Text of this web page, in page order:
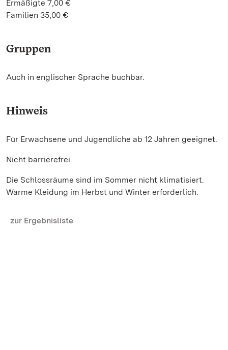
Ermäßigte 7,00 €
Familien 35,00 €
Gruppen
Auch in englischer Sprache buchbar.
Hinweis
Für Erwachsene und Jugendliche ab 12 Jahren geeignet.
Nicht barrierefrei.
Die Schlossräume sind im Sommer nicht klimatisiert.
Warme Kleidung im Herbst und Winter erforderlich.
zur Ergebnisliste